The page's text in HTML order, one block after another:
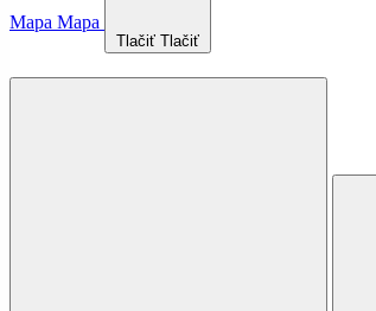
Mapa Mapa
Tlačiť Tlačiť